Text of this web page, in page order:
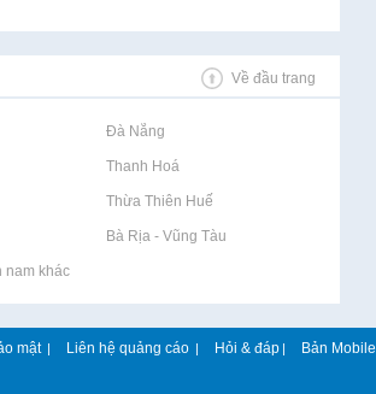
Về đầu trang
Rao vặt tại Đà Nẵng
Rao vặt tại Thanh Hoá
Rao vặt tại Thừa Thiên Huế
Rao vặt tại Bà Rịa - Vũng Tàu
nam khác
mật | Liên hệ quảng cáo | Hỏi & đáp | Bản Mobile